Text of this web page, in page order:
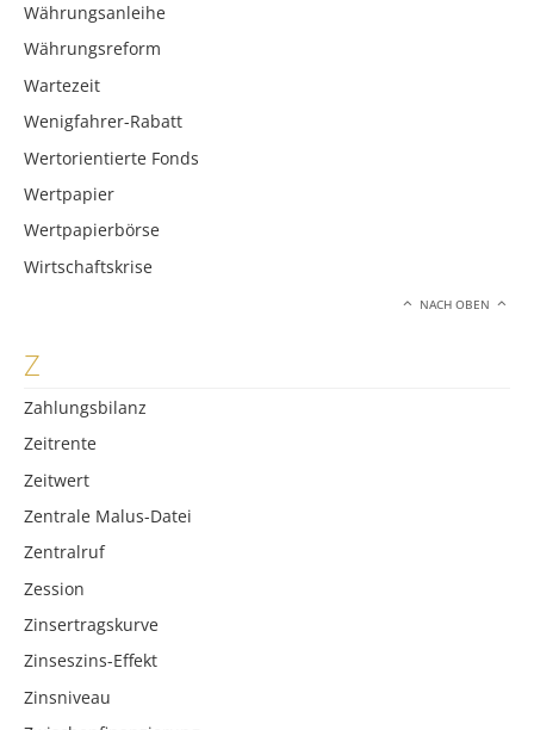
Währungsanleihe
Währungsreform
Wartezeit
Wenigfahrer-Rabatt
Wertorientierte Fonds
Wertpapier
Wertpapierbörse
Wirtschaftskrise
NACH OBEN
Z
Zahlungsbilanz
Zeitrente
Zeitwert
Zentrale Malus-Datei
Zentralruf
Zession
Zinsertragskurve
Zinseszins-Effekt
Zinsniveau